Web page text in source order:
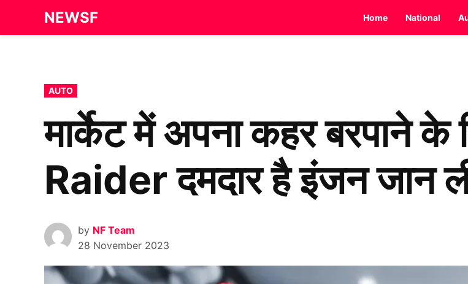
NEWSF Home National
POSTED
IN
AUTO
मार्केट में अपना कहर बरपाने के
Raider दमदार है इंजन जान
by NF Team
28 November 2023